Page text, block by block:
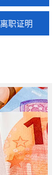
离职证明